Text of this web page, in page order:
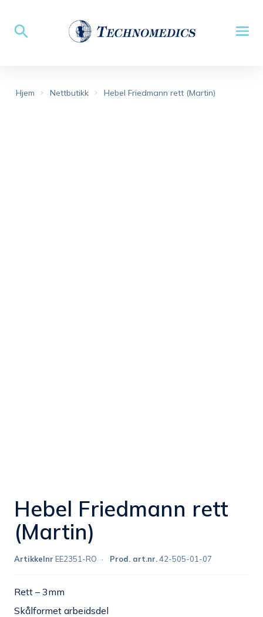
Hjem Nettbutikk Hebel Friedmann rett (Martin)
Hebel Friedmann rett
(Martin)
Artikkelnr EE2351-RO Prod. art.nr.42-505-01-07
Rett – 3mm
Skålformet arbeidsdel